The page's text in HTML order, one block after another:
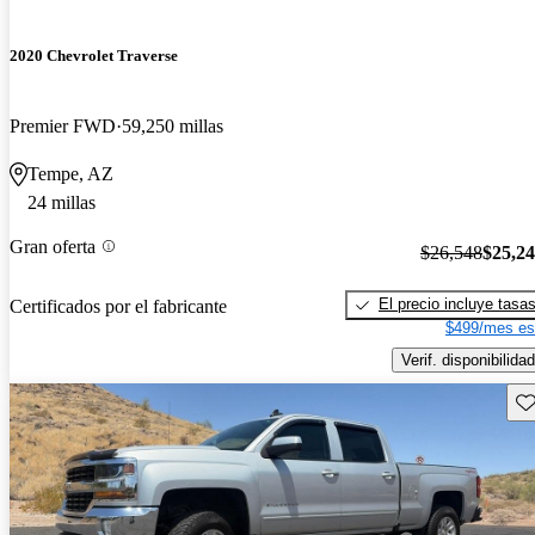
2020 Chevrolet Traverse
Premier FWD 59,250 millas
Tempe, AZ
24 millas
Gran oferta
Certificados por el fabricante
$26,548
El precio incluye tasas
$499/mes
Verif. disponibilidad